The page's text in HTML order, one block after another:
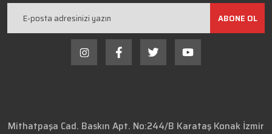
ABONE OL
Mithatpaşa Cad. Baskın Apt. No:244/B Karataş Konak İzmir